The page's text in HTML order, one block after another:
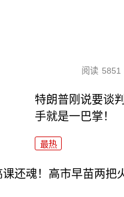
阅读 5851
特朗普刚说要谈
手就是一巴掌！
最热
还魂！高市早苗两把